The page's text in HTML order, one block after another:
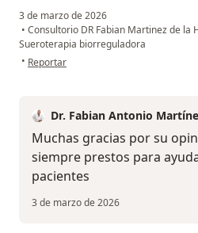
3 de marzo de 2026
• Consultorio DR Fabian Martinez de la
Sueroterapia biorreguladora
• en opinión del usuario Olga mejia
Reportar
Dr. Fabian Antonio
Muchas gracias por su
siempre prestos para
pacientes
3 de marzo de 2026